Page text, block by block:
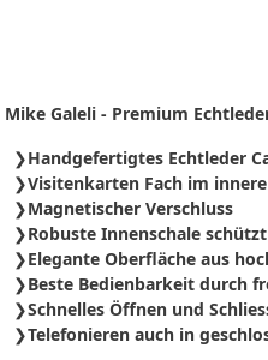
Mike Galeli - Premium
Handgefertigtes Echtleder
Visitenkarten Fach im
Magnetischer Verschluss
Robuste Innenschale
Elegante Oberfläche aus
Beste Bedienbarkeit durch
Schnelles Öffnen und
Telefonieren auch in